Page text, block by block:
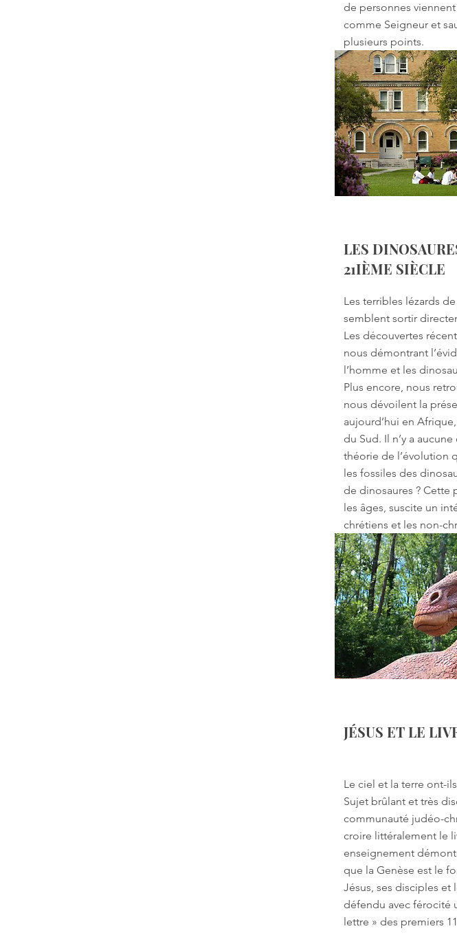
de personnes
comme Seigneur et
plusieurs points.
LES
21IÈME SIÈCLE
Les terribles lézards
semblent sortir
Les découvertes
nous démontrant
l’homme et les
Plus encore, nous
nous dévoilent la
aujourd’hui en
du Sud. Il n’y a
théorie de l’évolution
les fossiles des
de dinosaures ? Cette
les âges, suscite un
chrétiens et les non-
JÉSUS ET LE
Le ciel et la terre ont-
Sujet brûlant et très
communauté judéo-
croire littéralement le
enseignement
que la Genèse est le
Jésus, ses disciples et
défendu avec férocité
lettre » des premiers